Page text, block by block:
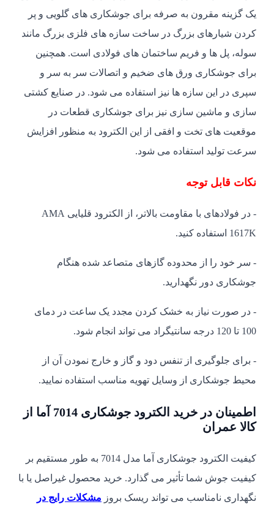
یک گزینه مقرون به صرفه برای جوشکاری های گلویی و پر
کردن شیارهای بزرگ در ساخت سازه های فلزی بزرگ مانند
سوله، پل ها و فریم ساختمان های فولادی است. همچنین
برای جوشکاری ورق های ضخیم و اتصالات سر به سر و
سپری در این سازه ها نیز استفاده می شود. در صنایع کشتی
سازی و ماشین سازی نیز برای جوشکاری قطعات در
موقعیت های تخت و افقی از این الکترود به منظور افزایش
سرعت تولید استفاده می شود.
نکات قابل توجه
- در فولادهای با مقاومت بالاتر، از الکترود قلیایی AMA
1617K استفاده کنید.
- سر خود را از محدوده گازهای متصاعد شده هنگام
جوشکاری دور نگهدارید.
- در صورت نیاز به خشک کردن مجدد یک ساعت در دمای
100 تا 120 درجه سانتیگراد می تواند انجام شود.
- برای جلوگیری از تنفس دود و گاز و خارج نمودن آن از
محیط جوشکاری از وسایل تهویه مناسب استفاده نمایید.
اطمینان در خرید الکترود جوشکاری 7014 آما از
کالا عمران
کیفیت الکترود جوشکاری آما مدل 7014 به طور مستقیم بر
کیفیت جوش شما تأثیر می گذارد. خرید محصول غیراصل یا با
نگهداری نامناسب می تواند ریسک بروز مشکلات رایج در